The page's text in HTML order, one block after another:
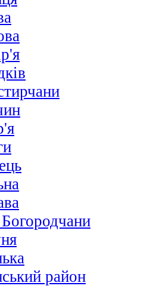
район